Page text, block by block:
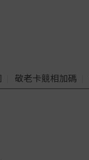
敬老卡競相加碼